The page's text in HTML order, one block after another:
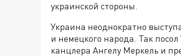
украинской стороны.
Украина неоднократно
и немецкого народа. Так
канцлера Ангелу Меркель и